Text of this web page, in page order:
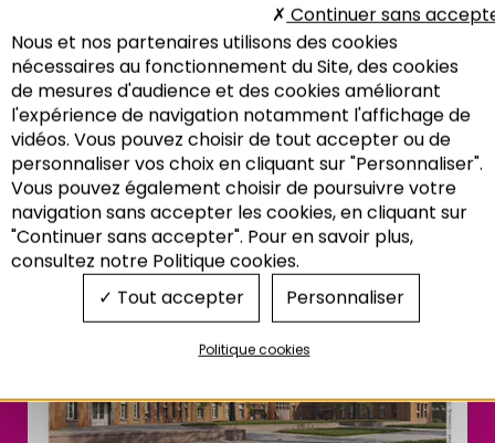
Recherche
Nous et nos partenaires utilisons des cookies
nécessaires au fonctionnement du Site, des cookies
de mesures d'audience et des cookies améliorant
l'expérience de navigation notamment l'affichage de
vidéos. Vous pouvez choisir de tout accepter ou de
personnaliser vos choix en cliquant sur "Personnaliser".
Vous pouvez également choisir de poursuivre votre
navigation sans accepter les cookies, en cliquant sur
"Continuer sans accepter". Pour en savoir plus,
consultez notre Politique cookies.
Tout accepter
Continuer sans
Personnaliser
Politique cookies